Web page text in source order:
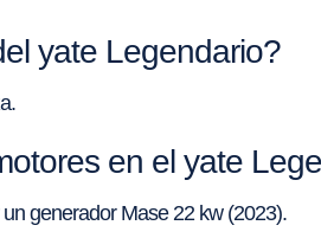
yate Legendario?
en el yate
generador Mase 22 kw (2023).